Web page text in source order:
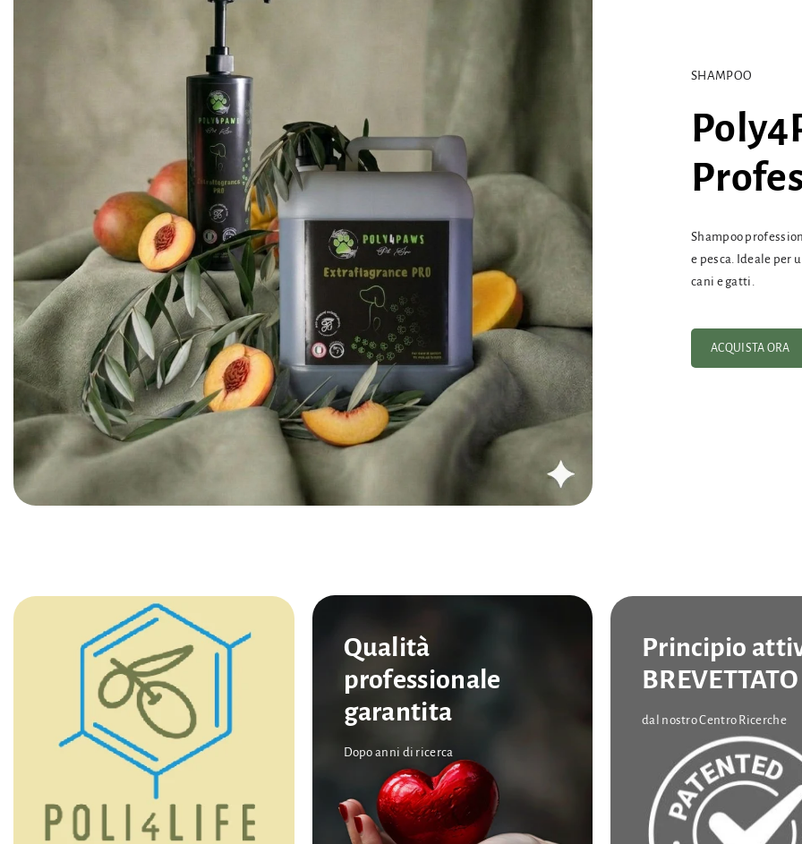
SHAMPOO
Shampoo
e pesca. Ideale per
cani e gatti.
ACQUISTA ORA
Dopo anni di ricerca
Qualità
professionale
garantita
dal nostro Centro Ricerche
Principio
BREVETTATO